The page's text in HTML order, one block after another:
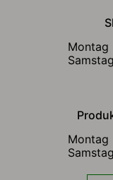
Montag
Samstag
Montag
Samstag